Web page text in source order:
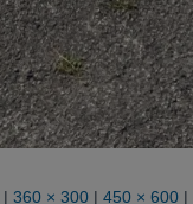
| 360 × 300 | 450 × 600 |